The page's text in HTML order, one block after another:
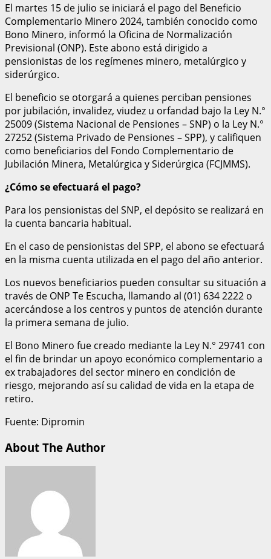
El martes 15 de julio se iniciará el pago del Beneficio
Complementario Minero 2024, también conocido como
Bono Minero, informó la Oficina de Normalización
Previsional (ONP). Este abono está dirigido a
pensionistas de los regímenes minero, metalúrgico y
siderúrgico.
El beneficio se otorgará a quienes perciban pensiones
por jubilación, invalidez, viudez u orfandad bajo la Ley N.°
25009 (Sistema Nacional de Pensiones – SNP) o la Ley N.°
27252 (Sistema Privado de Pensiones – SPP), y califiquen
como beneficiarios del Fondo Complementario de
Jubilación Minera, Metalúrgica y Siderúrgica (FCJMMS).
¿Cómo se efectuará el pago?
Para los pensionistas del SNP, el depósito se realizará en
la cuenta bancaria habitual.
En el caso de pensionistas del SPP, el abono se efectuará
en la misma cuenta utilizada en el pago del año anterior.
Los nuevos beneficiarios pueden consultar su situación a
través de ONP Te Escucha, llamando al (01) 634 2222 o
acercándose a los centros y puntos de atención durante
la primera semana de julio.
El Bono Minero fue creado mediante la Ley N.° 29741 con
el fin de brindar un apoyo económico complementario a
ex trabajadores del sector minero en condición de
riesgo, mejorando así su calidad de vida en la etapa de
retiro.
Fuente: Dipromin
About The Author